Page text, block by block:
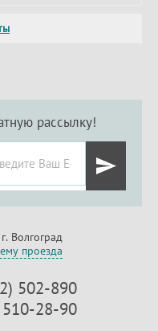
рассылку!
г. Волгоград
проезда
502-890
28-90